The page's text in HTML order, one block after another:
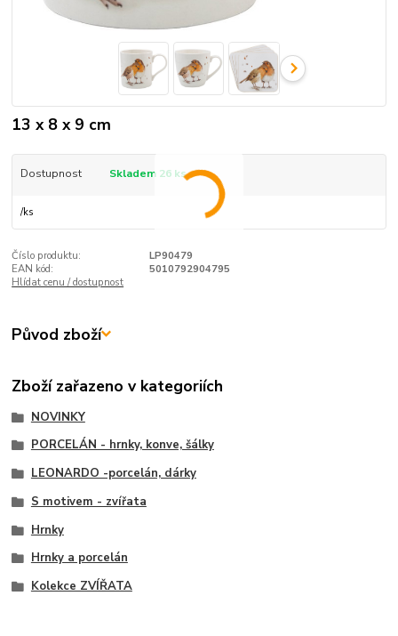
13 x 8 x 9 cm
Dostupnost Skladem 26 ks
/ks
Číslo produktu:
LP90479
EAN kód:
5010792904795
Hlídat cenu / dostupnost
Původ zboží
Zboží zařazeno v kategoriích
NOVINKY
PORCELÁN - hrnky, konve, šálky
LEONARDO -porcelán, dárky
S motivem - zvířata
Hrnky
Hrnky a porcelán
Kolekce ZVÍŘATA